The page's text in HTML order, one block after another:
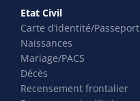
Etat Civil
Carte d’identité/Passeport
Naissances
Mariage/PACS
Décès
Recensement frontalier